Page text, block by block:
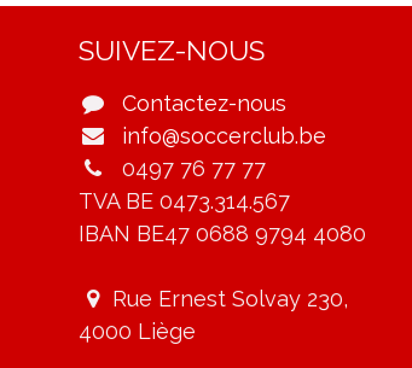
SUIVEZ-NOUS
Contactez-nous
info@soccerclub.be
0497 76 77 77
TVA BE 0473.314.567
IBAN BE47 0688 9794 4080
Rue Ernest Solvay 230,
4000 Liège